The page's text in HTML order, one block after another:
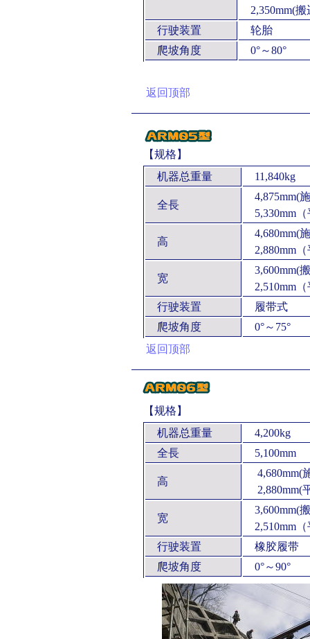
2,350mm(搬
行驶装置
轮胎
爬坡角度
0°～80°
返回顶部
【规格】
机器总重量
11,840kg
全長
4,875mm(
5,330mm（
高
4,680mm(
2,880mm（
宽
3,600mm(
2,510mm（
行驶装置
履带式
爬坡角度
0°～75°
返回顶部
【规格】
机器总重量
4,200kg
全長
5,100mm
高
4,680mm(
2,880mm(
宽
3,600mm(
2,510mm（
行驶装置
橡胶履带
爬坡角度
0°～90°